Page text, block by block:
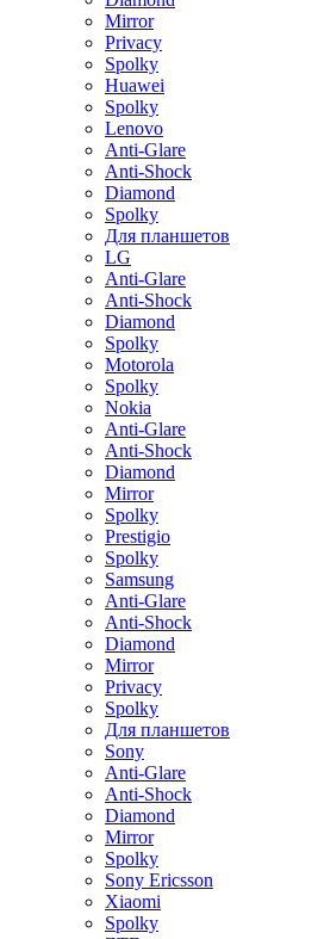
Mirror
Privacy
Spolky
Huawei
Spolky
Lenovo
Anti-Glare
Anti-Shock
Diamond
Spolky
Для планшетов
LG
Anti-Glare
Anti-Shock
Diamond
Spolky
Motorola
Spolky
Nokia
Anti-Glare
Anti-Shock
Diamond
Mirror
Spolky
Prestigio
Spolky
Samsung
Anti-Glare
Anti-Shock
Diamond
Mirror
Privacy
Spolky
Для планшетов
Sony
Anti-Glare
Anti-Shock
Diamond
Mirror
Spolky
Sony Ericsson
Xiaomi
Spolky